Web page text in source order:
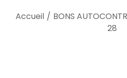
Accueil / BONS
28